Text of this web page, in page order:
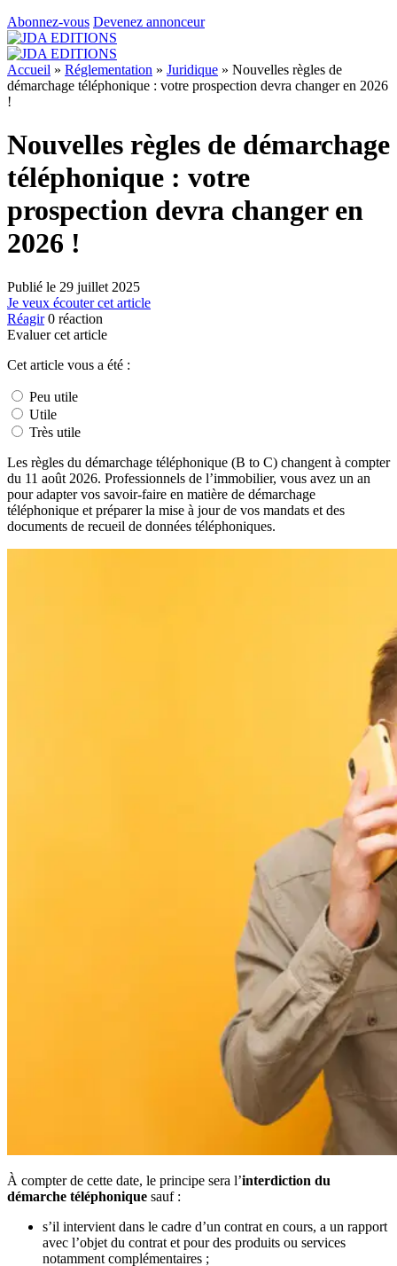
Abonnez-vous Devenez annonceur
Accueil » Réglementation » Juridique » Nouvelles règles de
démarchage téléphonique : votre prospection devra changer en 2026
!
Nouvelles règles de démarchage
téléphonique : votre
prospection devra changer en
2026 !
Publié le 29 juillet 2025
Je veux écouter cet article
Réagir 0 réaction
Evaluer cet article
Cet article vous a été :
Peu utile
Utile
Très utile
Les règles du démarchage téléphonique (B to C) changent à compter
du 11 août 2026. Professionnels de l’immobilier, vous avez un an
pour adapter vos savoir-faire en matière de démarchage
téléphonique et préparer la mise à jour de vos mandats et des
documents de recueil de données téléphoniques.
À compter de cette date, le principe sera l’interdiction du
démarche téléphonique sauf :
s’il intervient dans le cadre d’un contrat en cours, a un rapport
avec l’objet du contrat et pour des produits ou services
notamment complémentaires ;